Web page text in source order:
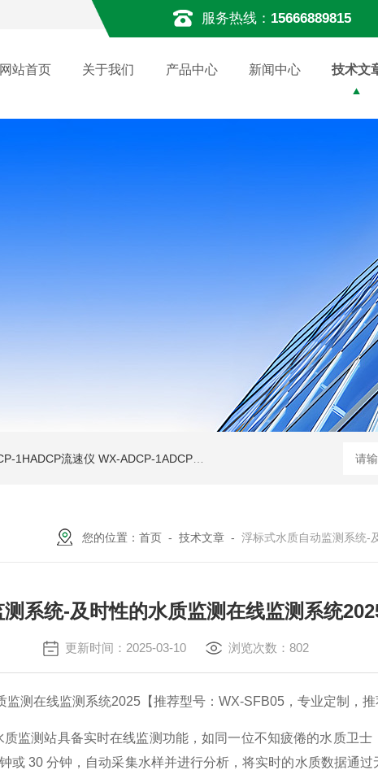
服务热线： 15666889815
网站首页 关于我们 产品中心 新闻中心 技术文
1HADCP流速仪 WX-ADCP-1ADCP流速仪 WX-ADCP-1走航式声学多
您的位置：首页 -技术文章 -浮标式水质自动监测系统-及时
系统-及时性的水质监测在线监测系统
更新时间：2025-03-10 浏览次数：802
测在线监测系统2025【推荐型号：WX-SFB05，专业定制，推
监测站具备实时在线监测功能，如同一位不知疲倦的水质卫
或 30 分钟，自动采集水样并进行分析，将实时的水质数据通